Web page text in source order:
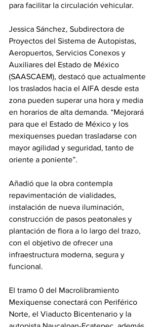
para facilitar la circulación vehicular.
Jessica Sánchez, Subdirectora de
Proyectos del Sistema de Autopistas,
Aeropuertos, Servicios Conexos y
Auxiliares del Estado de México
(SAASCAEM), destacó que actualmente
los traslados hacia el AIFA desde esta
zona pueden superar una hora y media
en horarios de alta demanda. “Mejorará
para que el Estado de México y los
mexiquenses puedan trasladarse con
mayor agilidad y seguridad, tanto de
oriente a poniente”.
Añadió que la obra contempla
repavimentación de vialidades,
instalación de nueva iluminación,
construcción de pasos peatonales y
plantación de flora a lo largo del trazo,
con el objetivo de ofrecer una
infraestructura moderna, segura y
funcional.
El tramo 0 del Macrolibramiento
Mexiquense conectará con Periférico
Norte, el Viaducto Bicentenario y la